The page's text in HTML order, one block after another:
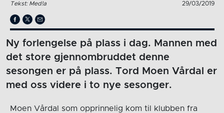
Tekst: Med!a 29/03/2019
Ny forlengelse på plass i dag. Mannen med
det store gjennombruddet denne
sesongen er på plass. Tord Moen Vårdal er
med oss videre i to nye sesonger.
Moen Vårdal som opprinnelig kom til klubben fra